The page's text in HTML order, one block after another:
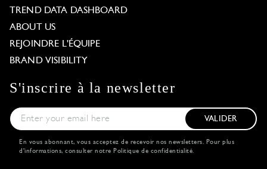
TREND DATA DASHBOARD
ABOUT US
REJOINDRE L'ÉQUIPE
BRAND VISIBILITY
S'inscrire à la newsletter
VALIDER
En vous abonnant, vous acceptez de recevoir nos newsletters. Pour plus
d'informations, consulter notre Politique de confidentialité.